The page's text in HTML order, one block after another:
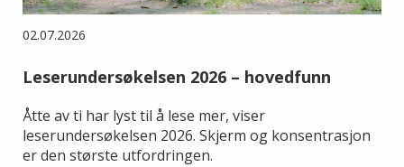
02.07.2026
Leserundersøkelsen 2026 – hovedfunn
Åtte av ti har lyst til å lese mer, viser
leserundersøkelsen 2026. Skjerm og konsentrasjon
er den største utfordringen.